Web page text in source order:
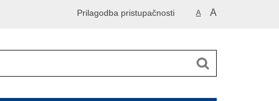
A A
Prilagodba pristupačnosti